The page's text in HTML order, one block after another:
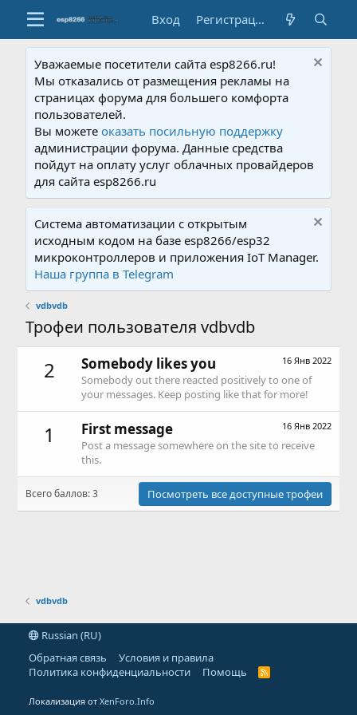
Вход Регистрация
Уважаемые посетители сайта esp8266.ru!
Мы отказались от размещения рекламы на
страницах форума для большего комфорта
пользователей.
Вы можетеоказать посильную поддержку
администрации форума. Данные средства
пойдут на оплату услуг облачных провайдеров
для сайта esp8266.ru
Система автоматизации с открытым
исходным кодом на базе esp8266/esp32
микроконтроллеров и приложения IoT Manager.
Наша группа в Telegram
vdbvdb
Трофеи пользователя vdbvdb
2 16 Янв 2022
Somebody likes you
Somebody out there reacted positively to one of
your messages. Keep posting like that for more!
1 16 Янв 2022
First message
Post a message somewhere on the site to receive
this.
Всего баллов: 3 Посмотреть все доступные трофеи
vdbvdb
Russian (RU)
Обратная связь
Условия и правила
Политика конфиденциальности
Помощь
R
Локализация отXenForo.Info